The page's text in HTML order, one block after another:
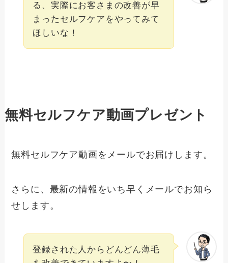
る、実際にお客さまの改善が早
まったセルフケアをやってみて
ほしいな！
無料セルフケア動画プレゼント
無料セルフケア動画をメールでお届けします。
さらに、最新の情報をいち早くメールでお知ら
せします。
登録された人からどんどん薄毛